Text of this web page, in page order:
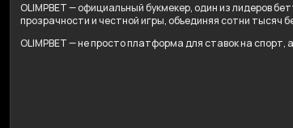
OLIMPBET — официальный букмекер, один из лидеров
прозрачности и честной игры, объединяя сотни тысяч
OLIMPBET — не просто платформа для ставок на